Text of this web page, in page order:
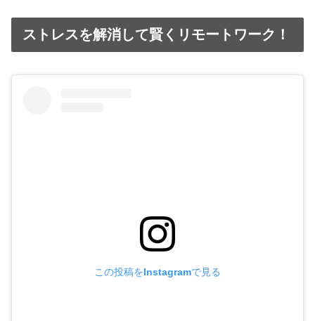
ストレスを解消して賢くリモートワーク！
この投稿をInstagramで見る